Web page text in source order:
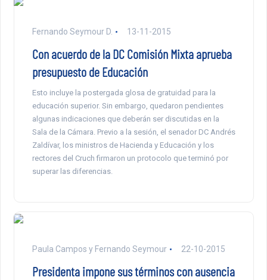
Fernando Seymour D. 13-11-2015
Con acuerdo de la DC Comisión Mixta aprueba
presupuesto de Educación
Esto incluye la postergada glosa de gratuidad para la
educación superior. Sin embargo, quedaron pendientes
algunas indicaciones que deberán ser discutidas en la
Sala de la Cámara. Previo a la sesión, el senador DC Andrés
Zaldívar, los ministros de Hacienda y Educación y los
rectores del Cruch firmaron un protocolo que terminó por
superar las diferencias.
Paula Campos y Fernando Seymour 22-10-2015
Presidenta impone sus términos con ausencia